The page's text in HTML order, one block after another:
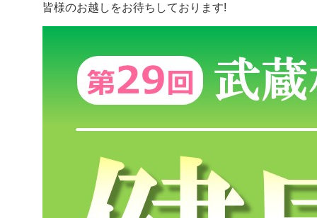
皆様のお越しをお待ちしております!